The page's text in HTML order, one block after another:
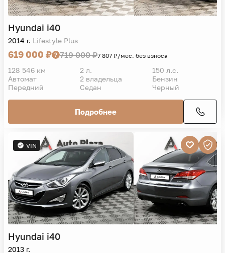
Hyundai i40
2014 г. Lifestyle Plus
619 000 ₽ 719 000 ₽7 807 ₽/мес. без взноса
128 546 км 2 л.
150 л.с.
Автомат
2 владельца
Бензин
Передний
Седан Черный
Подробнее
VIN
Hyundai i40
2013 г.